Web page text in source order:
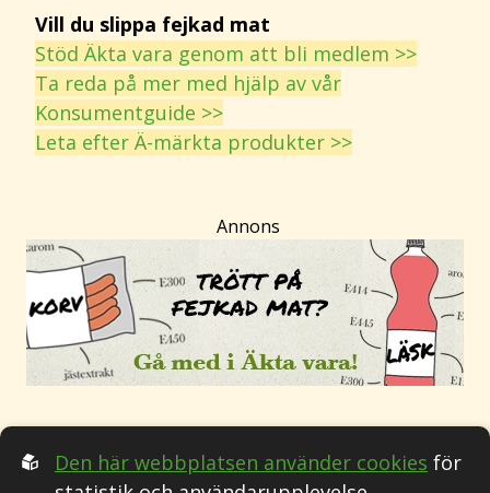
Vill du slippa fejkad mat
Stöd Äkta vara genom att bli medlem >>
Ta reda på mer med hjälp av vår
Konsumentguide >>
Leta efter Ä-märkta produkter >>
Annons
Den här webbplatsen använder cookies för